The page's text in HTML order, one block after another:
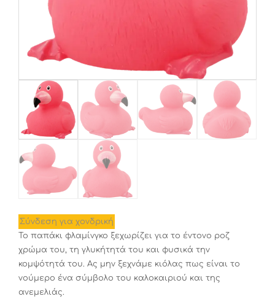
Σύνδεση για χονδρική
Το παπάκι φλαμίνγκο ξεχωρίζει για το έντονο ροζ
χρώμα του, τη γλυκήτητά του και φυσικά την
κομψότητά του. Ας μην ξεχνάμε κιόλας πως είναι το
νούμερο ένα σύμβολο του καλοκαιριού και της
ανεμελιάς.